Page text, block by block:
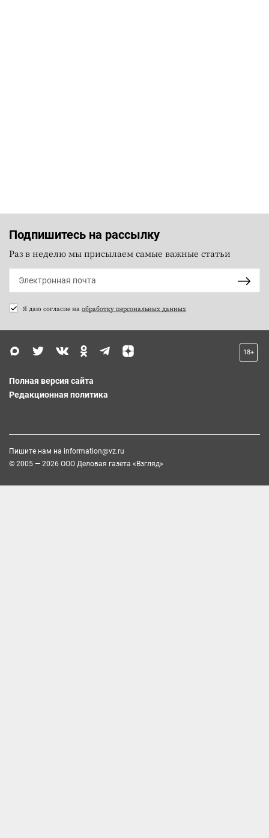
Подпишитесь на рассылку
Раз в неделю мы присылаем самые важные статьи
Я даю согласие на обработку персональных данных
18+
Полная версия сайта
Редакционная политика
Пишите нам на information@vz.ru
© 2005 — 2026 ООО Деловая газета «Взгляд»